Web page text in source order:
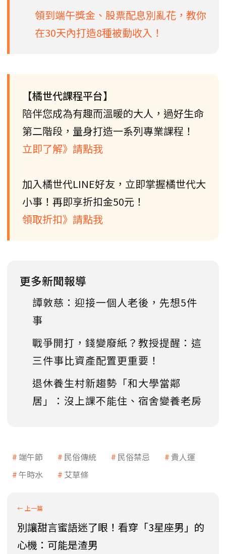
領到端午獎金、股票配息別亂花，教你
在30天內打造8種被動收入！
【橘世代課程平台】
陪伴您成為有趣而溫暖的大人，過好生命
第二階段，量身打造一系列專業課程！
立即了解》請點我
加入橘世代LINE好友，立即掌握橘世代大
小事！再即享折扣金50元！
領取折扣》請點我
更多新聞報導
譚敦慈：迎接一個人老後，先想5件
事
戰爭開打，錢變廢紙？教授提醒：這
三件事比資產配置更重要！
退休養生村新趨勢「和大學當鄰
居」：沒上課不能住、宿舍變養老房
端午節 民俗傳統 民俗禁忌
貴人運
午時水
艾草條
別讓甜言蜜語迷了眼！看穿「3星座男」的
心機：可能是渣男